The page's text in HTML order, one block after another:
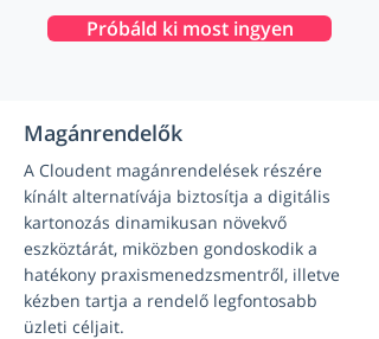
Próbáld ki most ingyen
Magánrendelők
A Cloudent magánrendelések részére
kínált alternatívája biztosítja a digitális
kartonozás dinamikusan növekvő
eszköztárát, miközben gondoskodik a
hatékony praxismenedzsmentről, illetve
kézben tartja a rendelő legfontosabb
üzleti céljait.